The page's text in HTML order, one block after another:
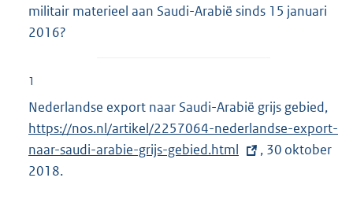
militair materieel aan Saudi-Arabië sinds 15 januari
2016?
1
Nederlandse export naar Saudi-Arabië grijs gebied,
x
t
https://nos.nl/artikel/2257064-nederlandse-export-
naar-saudi-arabie-grijs-gebied.html
, 30 oktober
2018.